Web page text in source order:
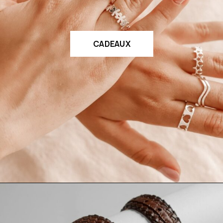
CADEAUX